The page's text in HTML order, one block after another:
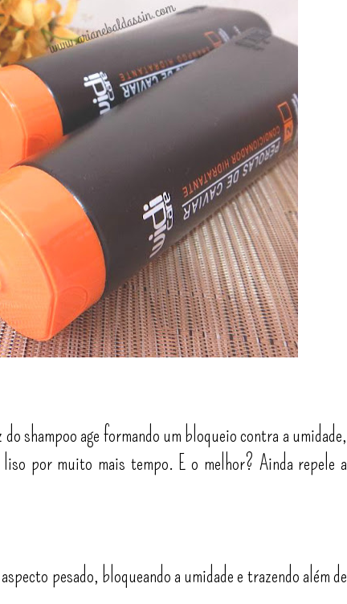
shampoo age formando um bloqueio contra a umidade,
por muito mais tempo. E o melhor? Ainda repele a
pesado, bloqueando a umidade e trazendo além de